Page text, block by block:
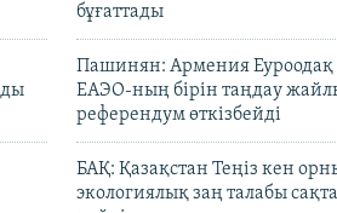
бұғаттады
Пашинян: Армения Еуроодақ
ЕАЭО-ның бірін таңдау
референдум өткізбейді
БАҚ: Қазақстан Теңіз кен
экологиялық заң талабы